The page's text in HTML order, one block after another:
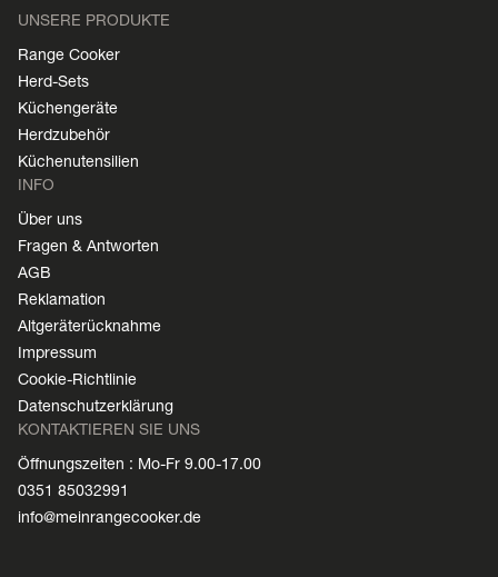
UNSERE PRODUKTE
Range Cooker
Herd-Sets
Küchengeräte
Herdzubehör
Küchenutensilien
INFO
Über uns
Fragen & Antworten
AGB
Reklamation
Altgeräterücknahme
Impressum
Cookie-Richtlinie
Datenschutzerklärung
KONTAKTIEREN SIE UNS
Öffnungszeiten : Mo-Fr 9.00-17.00
0351 85032991
info@meinrangecooker.de